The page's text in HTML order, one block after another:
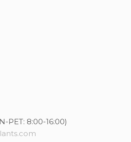
PET: 8:00-16:00)